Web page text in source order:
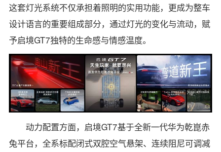
这套灯光系统不仅承担着照明的实用功能，更成为整车
设计语言的重要组成部分，通过灯光的变化与流动，赋
予启境GT7独特的生命感与情感温度。
动力配置方面，启境GT7基于全新一代华为乾崑赤
兔平台，全系标配闭式双腔空气悬架、连续阻尼可调减